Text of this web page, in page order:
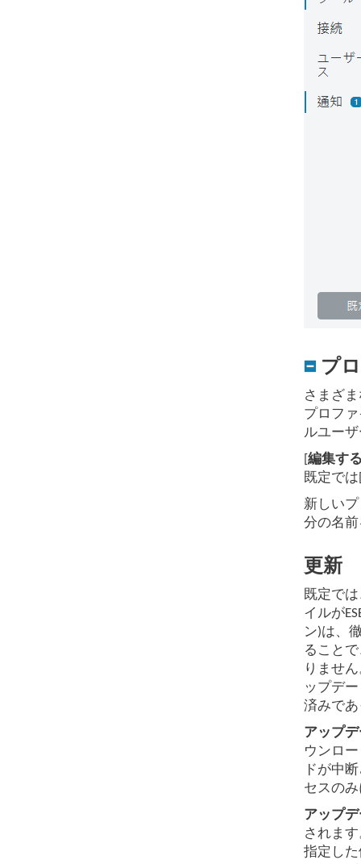
プ
さまざ
プロフ
ルユー
[編集す
既定では
新しい
分の名
更新
既定で
イルが
ン)は、
ること
りませ
ップデ
済みで
アップ
ウンロ
ドが中
セスの
アップ
されま
指定し